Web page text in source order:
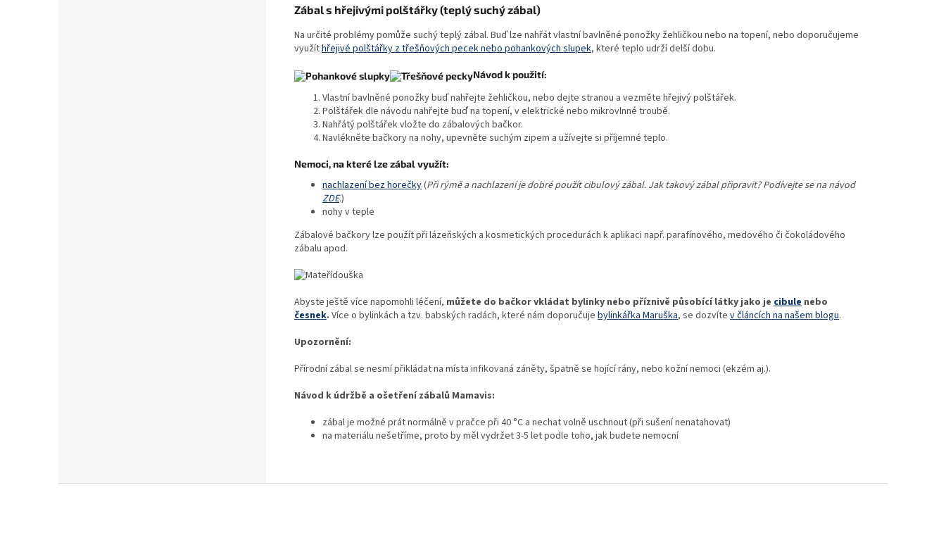
Zábal s hřejivými polštářky (teplý suchý zábal)
Na určité problémy pomůže suchý teplý zábal. Buď lze nahřát vlastní bavlněné ponožky žehličkou nebo na topení, nebo doporučujeme
využíthřejivé polštářky z třešňových pecek nebo pohankových slupek, které teplo udrží delší dobu.
Návod k použití:
Vlastní bavlněné ponožky buď nahřejte žehličkou, nebo dejte stranou a vezměte hřejivý polštářek.
Polštářek dle návodu nahřejte buď na topení, v elektrické nebo mikrovlnné troubě.
Nahřátý polštářek vložte do zábalových bačkor.
Navlékněte bačkory na nohy, upevněte suchým zipem a užívejte si příjemné teplo.
Nemoci, na které lze zábal využít:
nachlazení bez horečky(Při rýmě a nachlazení je dobré použít cibulový zábal. Jak takový zábal připravit? Podívejte se na návod
ZDE.)
nohy v teple
Zábalové bačkory lze použít při lázeňských a kosmetických procedurách k aplikaci např. parafínového, medového či čokoládového
zábalu apod.
Abyste ještě více napomohli léčení, můžete do bačkor vkládat bylinky nebo příznivě působící látky jako je cibule nebo
česnek. Více o bylinkách a tzv. babských radách, které nám doporučuje bylinkářka Maruška, se dozvíte v článcích na našem blogu.
Upozornění:
Přírodní zábal se nesmí přikládat na místa infikovaná záněty, špatně se hojící rány, nebo kožní nemoci (ekzém aj.).
Návod k údržbě a ošetření zábalů Mamavis:
zábal je možné prát normálně v pračce při 40 °C a nechat volně uschnout (při sušení nenatahovat)
na materiálu nešetříme, proto by měl vydržet 3-5 let podle toho, jak budete nemocní